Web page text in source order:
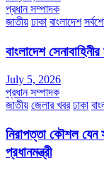
প্রধান সম্পাদক
জাতীয় ঢাকা বাংলাদেশ
বাংলাদেশ
July 5, 2026
প্রধান সম্পাদক
জাতীয় জেলার খবর ঢাকা
নিরাপত্তা কৌশল যেন
প্রধানমন্ত্রী